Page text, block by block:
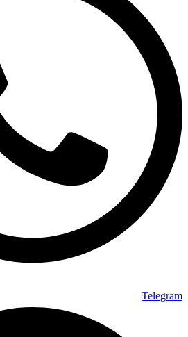
Telegram